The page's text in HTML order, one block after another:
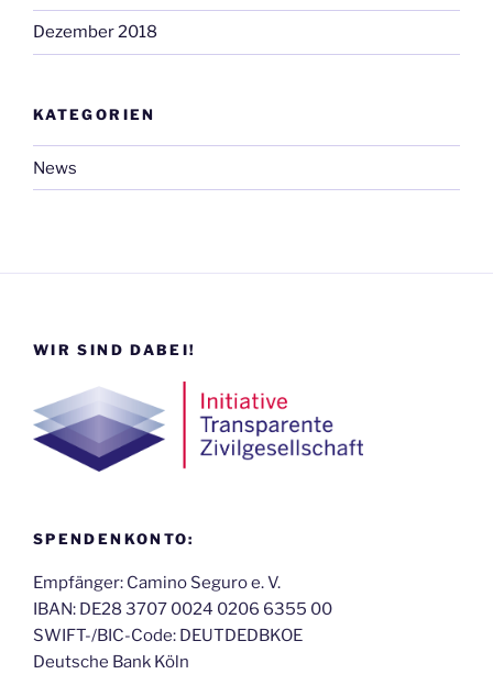
Dezember 2018
KATEGORIEN
News
WIR SIND DABEI!
SPENDENKONTO:
Empfänger: Camino Seguro e. V.
IBAN: DE28 3707 0024 0206 6355 00
SWIFT-/BIC-Code: DEUTDEDBKOE
Deutsche Bank Köln